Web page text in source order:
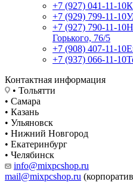
+7 (927) 041-11-10
+7 (929) 799-11-10
+7 (927) 790-11-10
Горького, 76/5
+7 (908) 407-11-10
+7 (937) 066-11-10
Контактная информация
• Тольятти
• Самара
• Казань
• Ульяновск
• Нижний Новгород
• Екатеринбург
• Челябинск
info@mixpcshop.ru
mail@mixpcshop.ru